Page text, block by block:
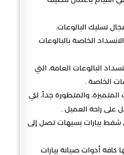
تسليك البالوعات.
الخاصة بالبالوعات
البالوعات العامة، التي
الخاصة .
والمتطورة جداً، لكي
على راحة العميل .
شفط بيارات بسيهات تصل إلى
كافة أدوات صيانة بيارات